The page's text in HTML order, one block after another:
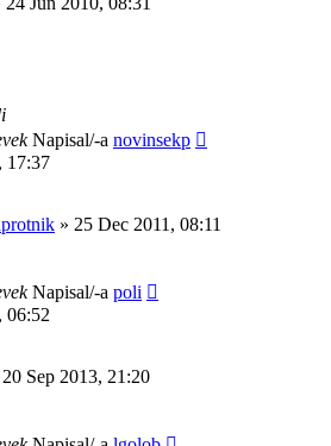
Napisal/-a novinsekp
17:37
» 25 Dec 2011, 08:11
Napisal/-a poli
06:52
20 Sep 2013, 21:20